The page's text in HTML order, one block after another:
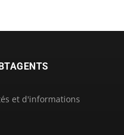
et d'informations